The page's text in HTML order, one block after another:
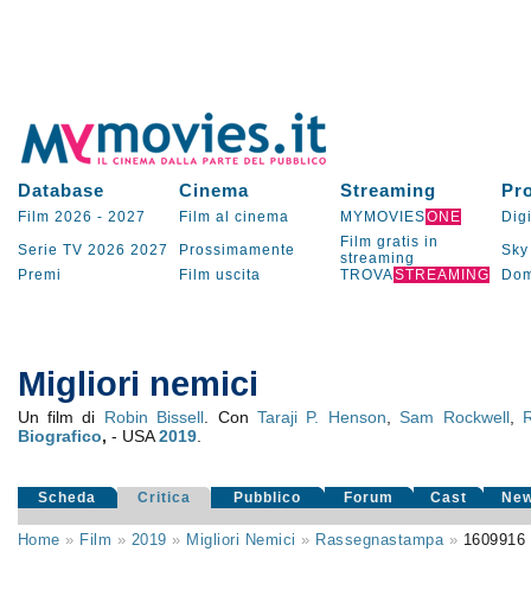
Database Cinema Streaming
Film 2026 - 2027 Film al cinema MYMOVIESONE
Serie TV 2026 2027 Prossimamente
Film gratis in
streaming
Sky
Premi
Film uscita TROVASTREAMING
Migliori nemici
Un film di Robin Bissell . ConTaraji P. Henson ,Sam Rockwell,
Biografico, - USA2019.
Scheda Critica Pubblico Forum Cast
Home » Film » 2019 » Migliori Nemici » Rassegnastampa» 1609916